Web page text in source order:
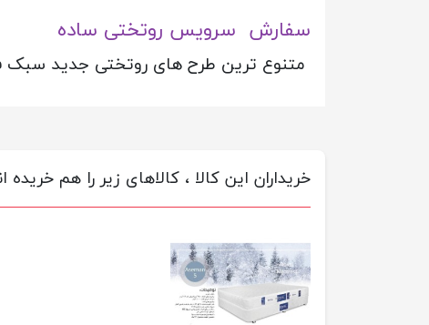
سفارش سرویس روتختی ساده
متنوع ترین طرح های روتختی جدید سبک
خریداران این کالا ، کالاهای زیر را هم خریده